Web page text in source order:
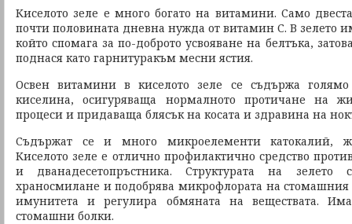
Киселото зеле е много богато на витамини. Само
почти половината дневна нужда от витамин С. В зелето
който спомага за по-доброто усвояване на белтъка,
поднася като гарнитуракъм месни ястия.
Освен витамини в киселото зеле се съдържа голямо
киселина, осигуряваща нормалното протичане на
процеси и придаваща блясък на косата и здравина на
Съдържат се и много микроелементи катокалий,
Киселото зеле е отлично профилактично средство
и дванадесетопръстника. Структурата на зелето
храносмилане и подобрява микрофлората на стомашния
имунитета и регулира обмяната на веществата.
стомашни болки.